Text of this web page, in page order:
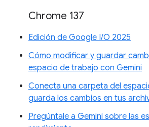
Chrome 137
Edición de Google I/O 2025
Cómo modificar y guardar
espacio de trabajo con Gemini
Conecta una carpeta del
guarda los cambios en tus
Pregúntale a Gemini sobre las